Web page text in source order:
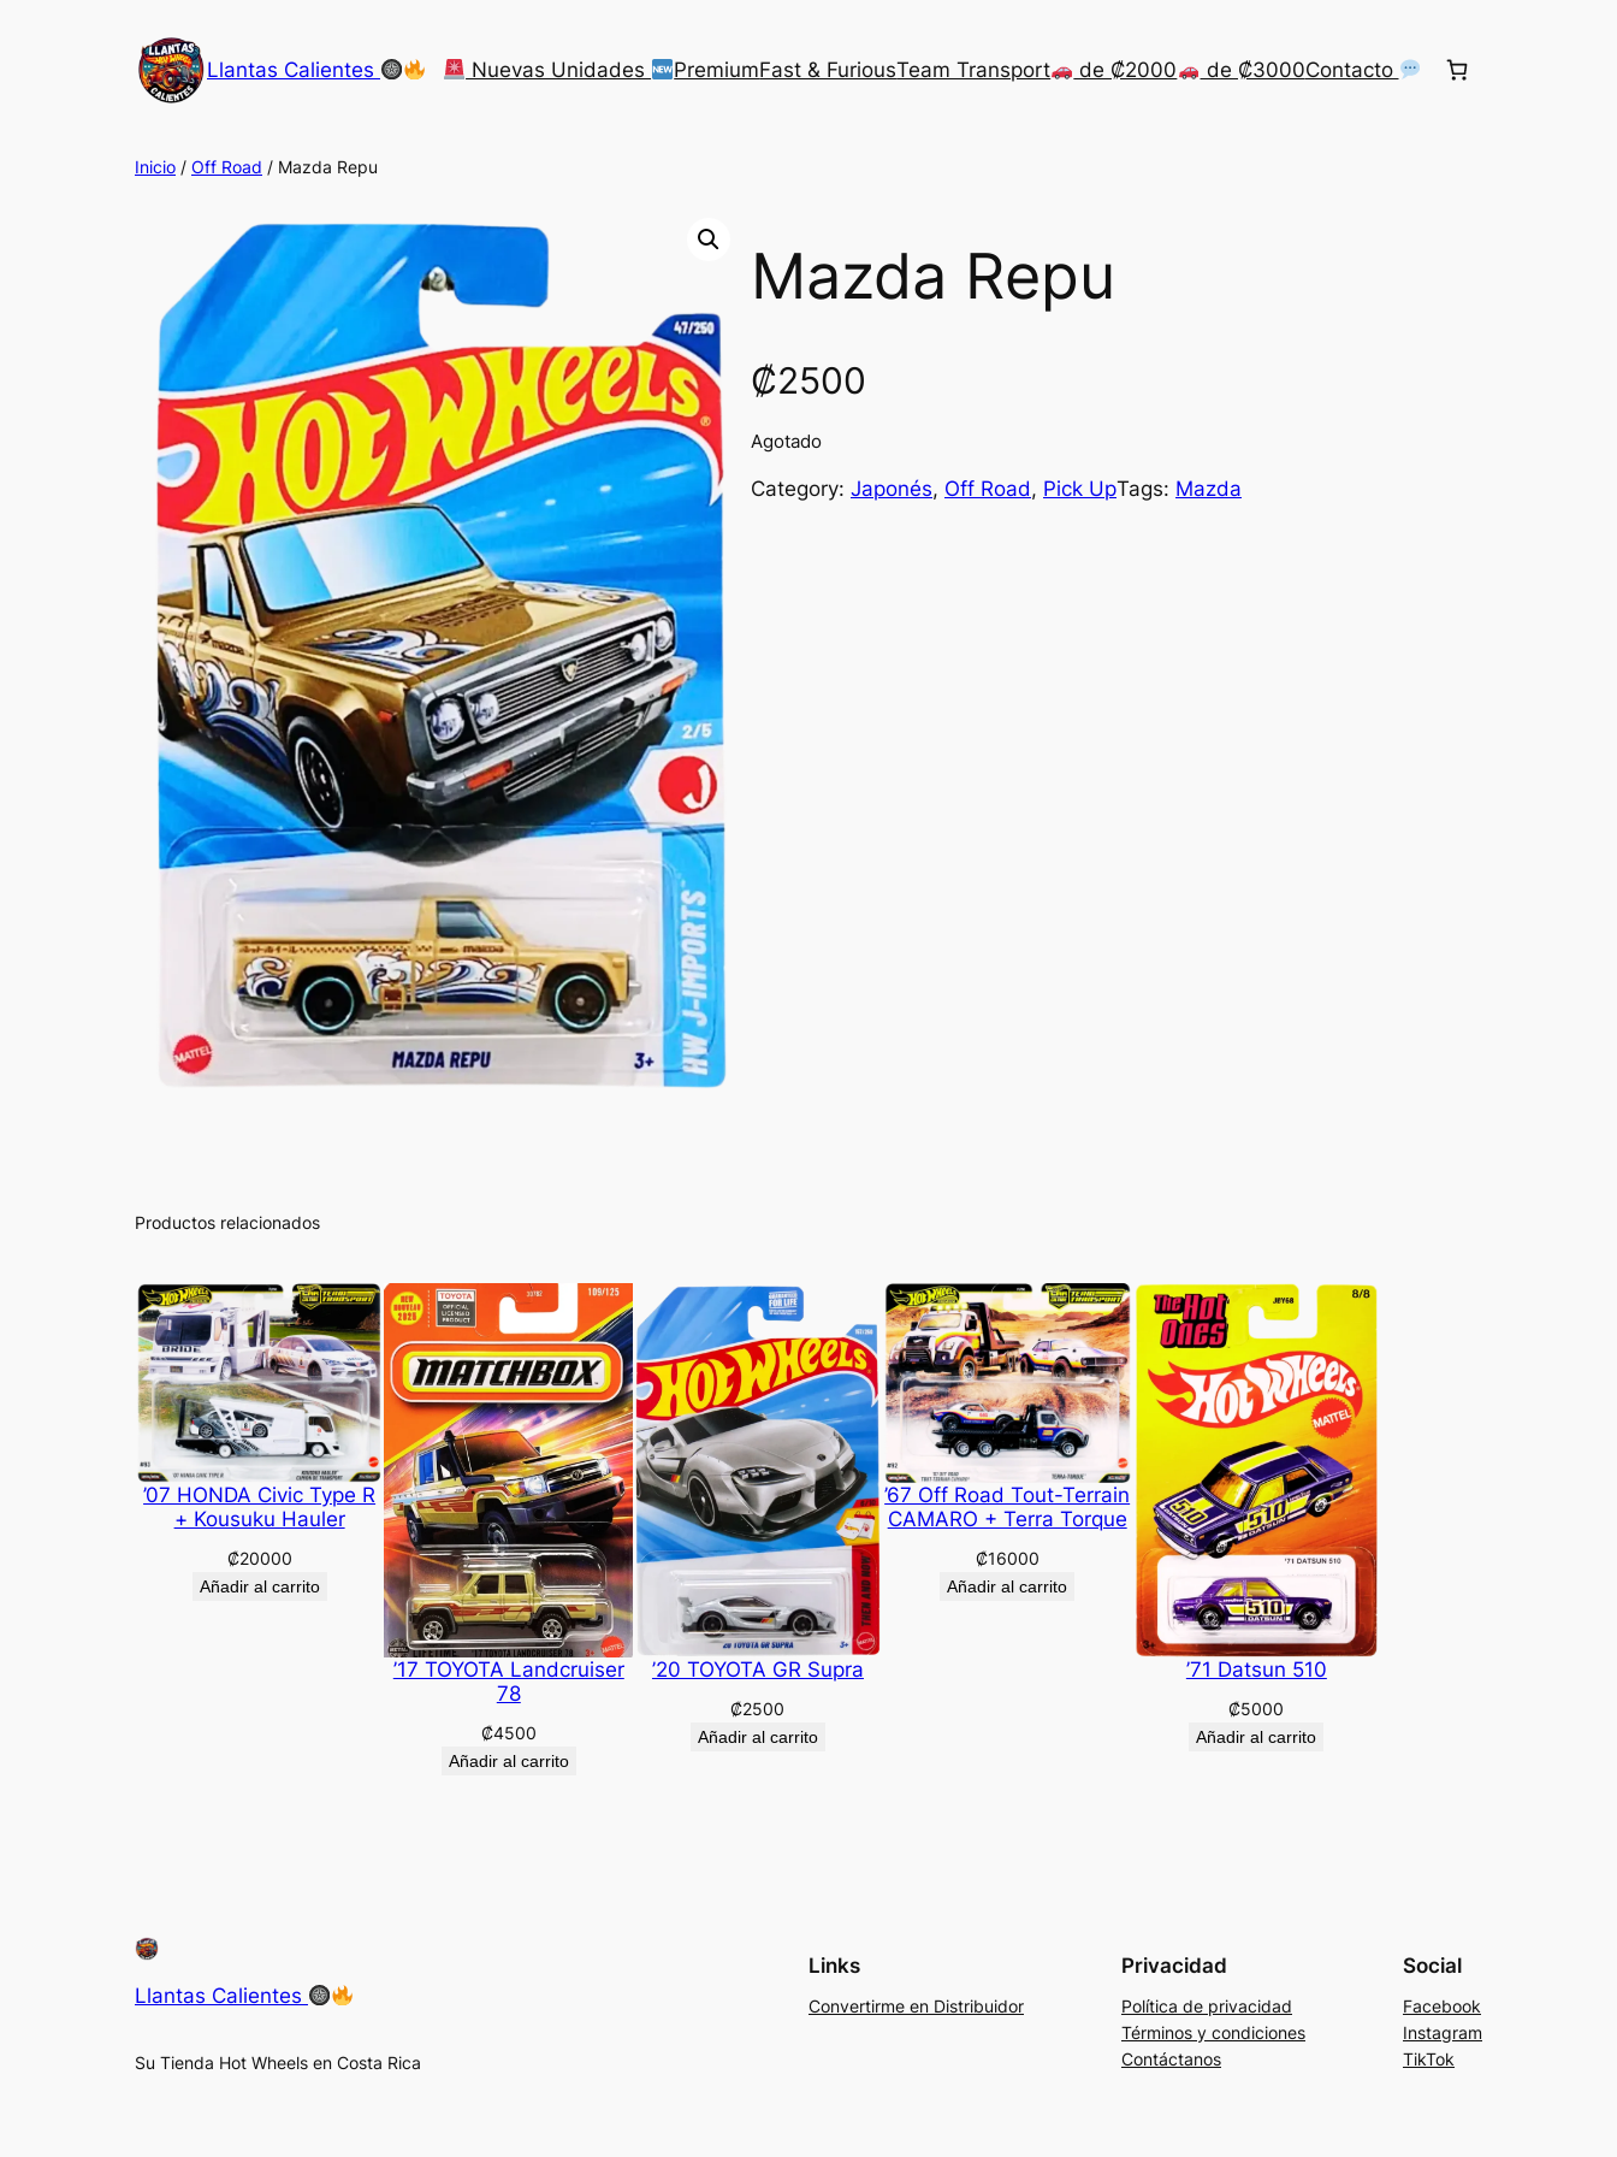
Llantas Calientes Nuevas Unidades PremiumFast & FuriousTeam Transport de ₡2000 de ₡3000Contacto
Inicio / Off Road / Mazda Repu
Mazda Repu
₡2500
Agotado
Category: Japonés, Off Road, Pick UpTags: Mazda
Productos relacionados
’07 HONDA Civic Type R
+ Kousuku Hauler
₡20000
Añadir al carrito
’17 TOYOTA Landcruiser
78
₡4500
Añadir al carrito
’20 TOYOTA GR Supra
₡2500
Añadir al carrito
’67 Off Road Tout-Terrain
CAMARO + Terra Torque
₡16000
Añadir al carrito
’71 Datsun 510
₡5000
Añadir al carrito
Llantas Calientes
Su Tienda Hot Wheels en Costa Rica
Links
Convertirme en Distribuidor
Privacidad
Política de privacidad
Términos y condiciones
Contáctanos
Social
Facebook
Instagram
TikTok